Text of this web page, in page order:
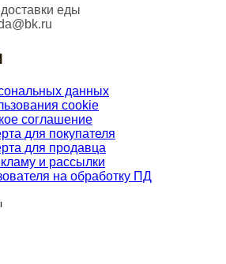
еды
данных
cookie
соглашение
для покупателя
для продавца
и рассылки
на обработку ПД